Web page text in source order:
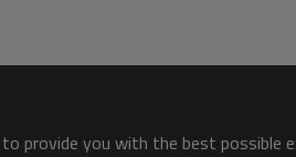
provide you with the best possible